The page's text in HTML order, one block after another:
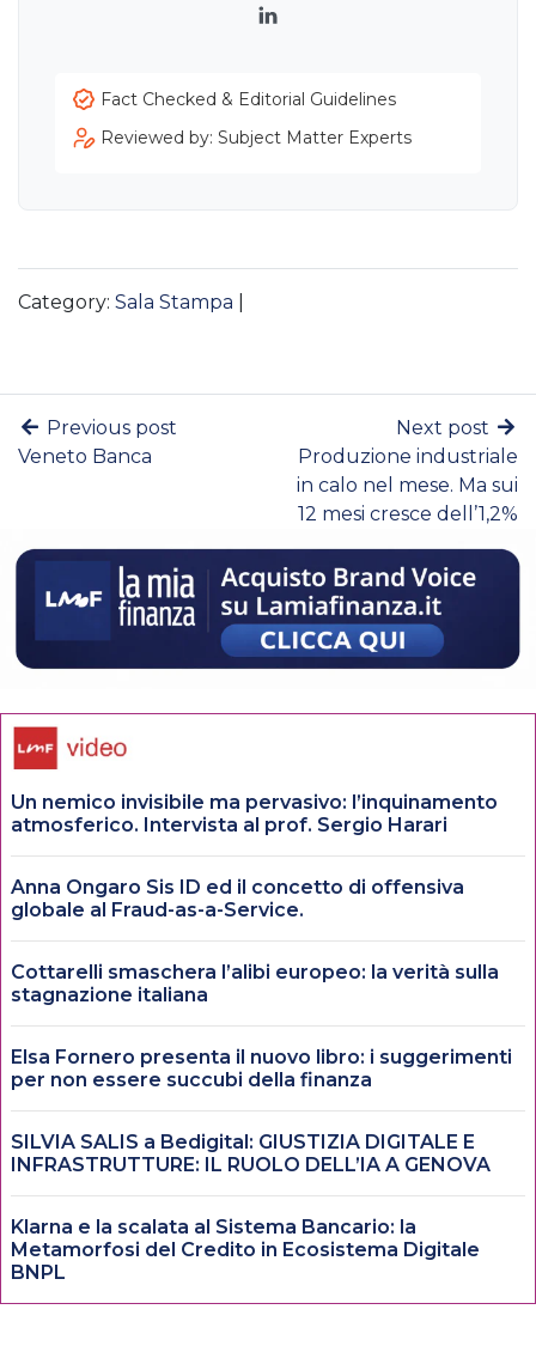
LinkedIn
Fact Checked & Editorial Guidelines
Reviewed by: Subject Matter Experts
Category: Sala Stampa
Previous post
Veneto Banca
Next post
Produzione industriale
in calo nel mese. Ma sui
12 mesi cresce dell’1,2%
Un nemico invisibile ma pervasivo: l’inquinamento
atmosferico. Intervista al prof. Sergio Harari
Anna Ongaro Sis ID ed il concetto di offensiva
globale al Fraud-as-a-Service.
Cottarelli smaschera l’alibi europeo: la verità sulla
stagnazione italiana
Elsa Fornero presenta il nuovo libro: i suggerimenti
per non essere succubi della finanza
SILVIA SALIS a Bedigital: GIUSTIZIA DIGITALE E
INFRASTRUTTURE: IL RUOLO DELL’IA A GENOVA
Klarna e la scalata al Sistema Bancario: la
Metamorfosi del Credito in Ecosistema Digitale
BNPL